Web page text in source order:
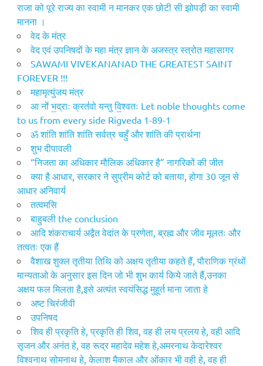
राजा को पूरे राज्य का स्वामी न मानकर एक छोटी सी झोपड़ी का स्वामी
मानना ।
वेद के मंत्र
वेद एवं उपनिषदों के महा मंत्र ज्ञान के अजस्त्र स्त्रोत महासागर
SAWAMI VIVEKANANAD THE GREATEST SAINT
FOREVER !!!
महामृत्युंजय मंत्र
आ नो॑ भ॒द्राः क्रत॑वो यन्तु वि॒श्वतः Let noble thoughts come
to us from every side Rigveda 1-89-1
ॐ शांति शांति शांति सर्वत्र चहुँ और शांति की प्रार्थना
शुभ दीपावली
“निजता का अधिकार मौलिक अधिकार है” नागरिकों की जीत
क्या है आधार, सरकार ने सुप्रीम कोर्ट को बताया, होगा 30 जून से
आधार अनिवार्य
तत्वमसि
​बाहुबली the conclusion
आदि शंकराचार्य अद्वैत वेदांत के प्रणेता, ब्रह्म और जीव मूलतः और
तत्वतः एक हैं
वैशाख शुक्ल तृतीया तिथि को अक्षय तृतीया कहते हैं, पौराणिक ग्रंथों
मान्यताओ के अनुसार इस दिन जो भी शुभ कार्य किये जाते हैं,उनका
अक्षय फल मिलता है,इसे अत्यंत स्वयंसिद्ध मुहूर्त माना जाता हे
अष्ट चिरंजीवी
उपनिषद
शिव ही प्रकृति हे, प्रकृति ही शिव, वह ही लय प्रलय हे, वही आदि
सृजन और अनंत हे, वह रूद्र महादेव महेश हे,अमरनाथ केदारेश्वर
विश्वनाथ सोमनाथ हे, केलाश मैकाल और ओंकार भी वही हे, वह ही